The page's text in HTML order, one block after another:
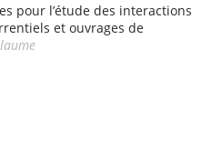
pour l’étude des interactions
et ouvrages de